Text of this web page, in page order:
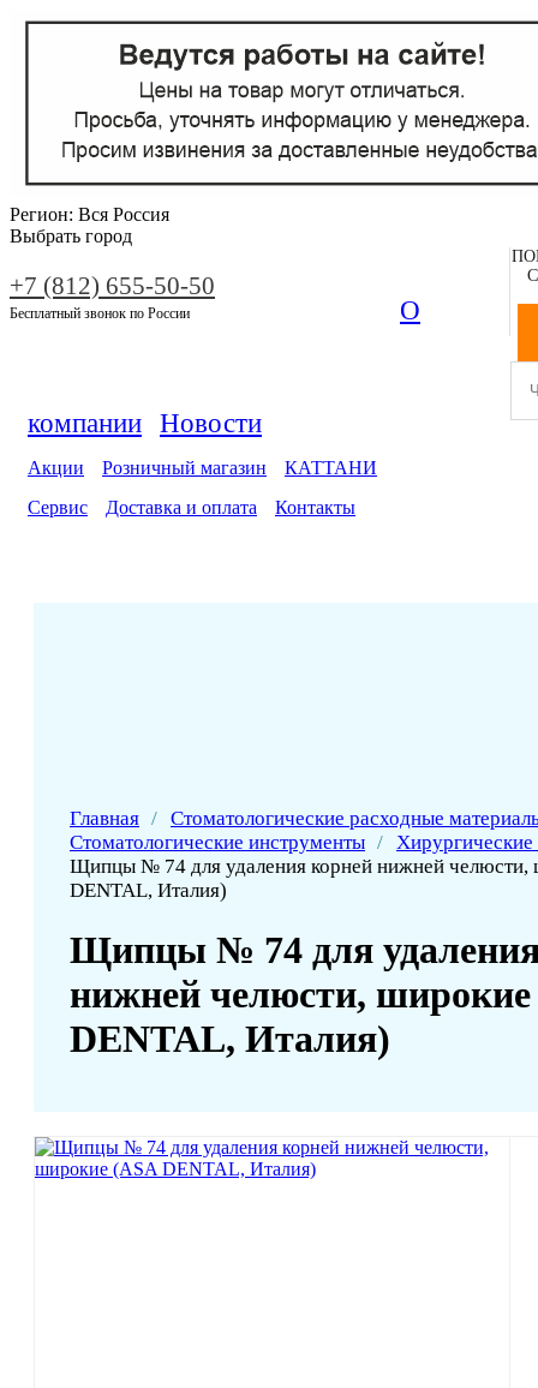
Регион: Вся Россия
Выбрать город
+7 (812) 655-50-50
Бесплатный звонок по России О
компании Новости
Акции Розничный магазин
КАТТАНИ
Сервис
Доставка и оплата Контакты
Главная / Стоматологические расходные
Стоматологические инструменты /
Щипцы № 74 для удаления корней нижней челюсти,
DENTAL, Италия)
Щипцы № 74 для
нижней челюсти, широкие
DENTAL, Италия)